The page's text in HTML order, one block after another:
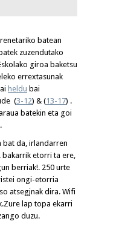
batean
zuzendutako
giroa baketsu
errextasunak
heldu bai
(3-12) & (13-17) .
batekin eta goi
bat da, irlandarren
etorri ta ere,
berriak!. 250 urte
ongi-etorria
atsegjnak dira. Wifi
lap topa ekarri
duzu.